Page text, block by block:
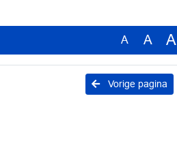
A A A
Vorige pagina